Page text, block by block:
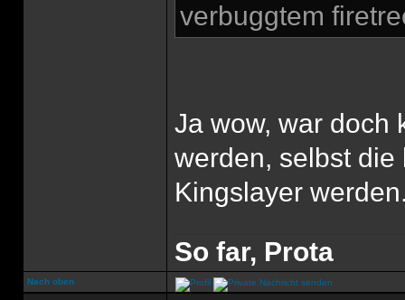
verbuggtem
Ja wow, war doch
werden, selbst die
Kingslayer
So far, Prota
Nach oben